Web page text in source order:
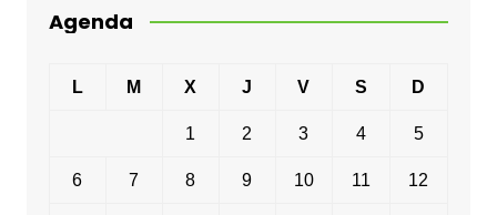
Agenda
L M X J V S D
1 2 3 4 5
6 7 8 9 10 11 12